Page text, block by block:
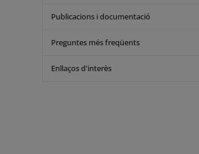
Publicacions i documentació
Preguntes més freqüents
Enllaços d'interès